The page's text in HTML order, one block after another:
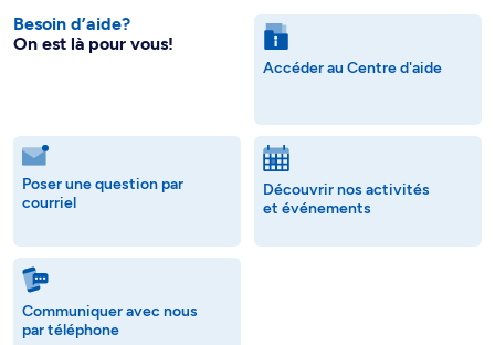
Besoin d’aide?
On est là pour vous!
Accéder au Centre d'aide
Poser une question par
courriel
Découvrir nos activités
et événements
Communiquer avec nous
par téléphone